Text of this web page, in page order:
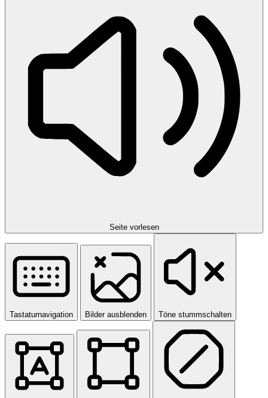
Seite vorlesen
Tastaturnavigation Bilder ausblenden Töne stummschalten